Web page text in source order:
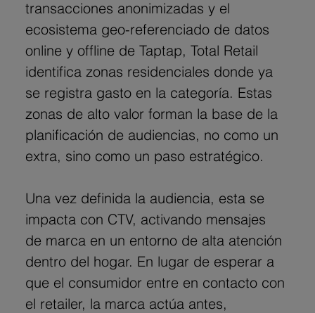
transacciones anonimizadas y el
ecosistema geo-referenciado de datos
online y offline de Taptap, Total Retail
identifica zonas residenciales donde ya
se registra gasto en la categoría. Estas
zonas de alto valor forman la base de la
planificación de audiencias, no como un
extra, sino como un paso estratégico.
Una vez definida la audiencia, esta se
impacta con CTV, activando mensajes
de marca en un entorno de alta atención
dentro del hogar. En lugar de esperar a
que el consumidor entre en contacto con
el retailer, la marca actúa antes,